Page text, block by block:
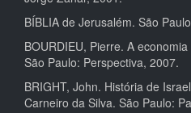
BÍBLIA de Jerusalém. São
BOURDIEU, Pierre. A
São Paulo: Perspectiva, 2007.
BRIGHT, John. História de
Carneiro da Silva. São Paulo: